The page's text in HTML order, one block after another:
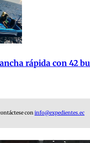
rápida con 42
coninfo@expedientes.ec